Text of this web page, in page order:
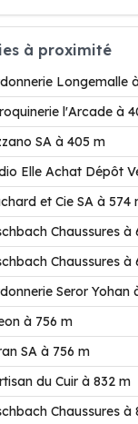
à proximité
Longemalle
l'Arcade à
SA à 405 m
Elle Achat Dépôt
et Cie SA à 574
Chaussures à
Chaussures à
Seror Yohan
à 756 m
SA à 756 m
du Cuir à 832 m
Chaussures à